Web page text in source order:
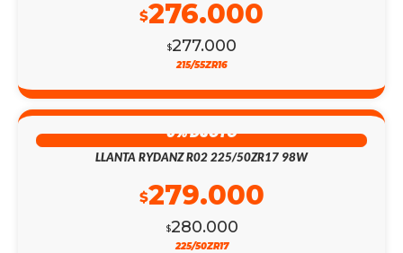
$277.000
$276.000
215/55ZR16
0% DSCTO
LLANTA RYDANZ R02 225/50ZR17 98W
$280.000
$279.000
225/50ZR17